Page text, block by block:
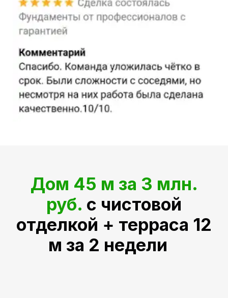
Дом 45 м за 3 млн.
руб. с чистовой
отделкой + терраса 12
м за 2 недели